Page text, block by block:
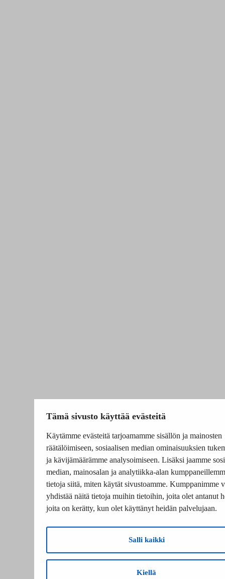
Tämä sivusto käyttää evästeitä
Käytämme evästeitä tarjoamamme sisällön ja mainosten
räätälöimiseen, sosiaalisen median ominaisuuksien
ja kävijämäärämme analysoimiseen. Lisäksi jaamme
median, mainosalan ja analytiikka-alan
tietoja siitä, miten käytät sivustoamme. Kumppanimme
yhdistää näitä tietoja muihin tietoihin, joita olet antanut
joita on kerätty, kun olet käyttänyt heidän palvelujaan.
Salli kaikki
Kiellä